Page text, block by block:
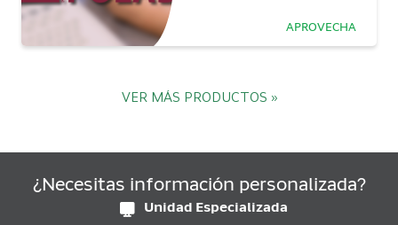
APROVECHA
VER MÁS PRODUCTOS »
¿Necesitas información personalizada?
Unidad Especializada